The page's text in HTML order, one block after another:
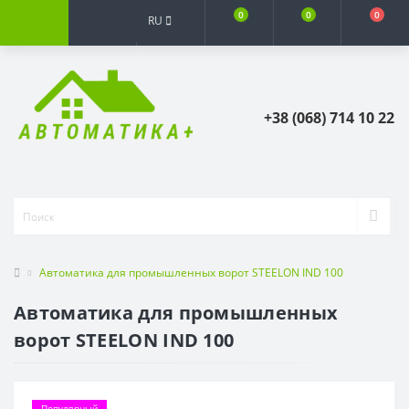
RU 0 0 0
+38 (068) 714 10 22
Автоматика для промышленных ворот STEELON IND 100
Автоматика для промышленных
ворот STEELON IND 100